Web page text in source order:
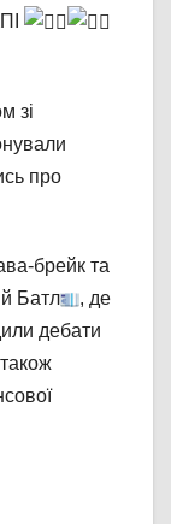
зі
про
брейк та
Батл
, де
дебати